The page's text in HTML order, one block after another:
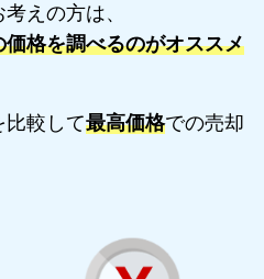
えの方は、
格を調べるのがオススメ
較して最高価格での売却